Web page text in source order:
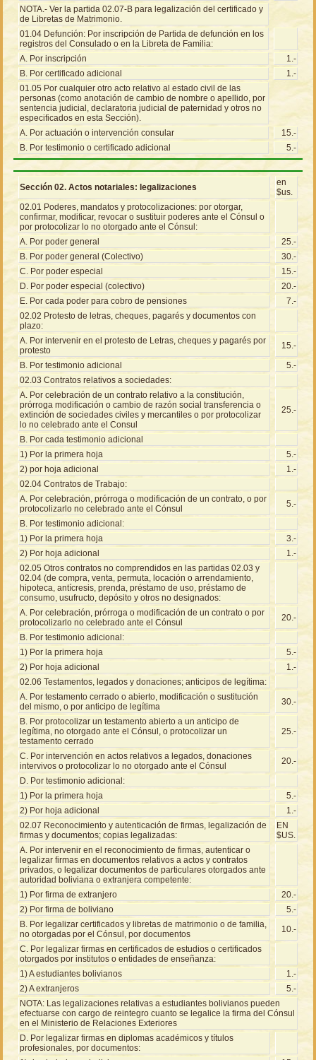
NOTA.- Ver la partida 02.07-B para legalización del certificado y
de Libretas de Matrimonio.
01.04 Defunción: Por inscripción de Partida de defunción en los
registros del Consulado o en la Libreta de Familia:
A. Por inscripción
1.-
B. Por certificado adicional
1.-
01.05 Por cualquier otro acto relativo al estado civil de las
personas (como anotación de cambio de nombre o apellido, por
sentencia judicial, declaratoria judicial de paternidad y otros no
especificados en esta Sección).
A. Por actuación o intervención consular
15.-
B. Por testimonio o certificado adicional
5.-
Sección 02. Actos notariales: legalizaciones
en
$us.
02.01 Poderes, mandatos y protocolizaciones: por otorgar,
confirmar, modificar, revocar o sustituir poderes ante el Cónsul o
por protocolizar lo no otorgado ante el Cónsul:
A. Por poder general
25.-
B. Por poder general (Colectivo)
30.-
C. Por poder especial
15.-
D. Por poder especial (colectivo)
20.-
E. Por cada poder para cobro de pensiones
7.-
02.02 Protesto de letras, cheques, pagarés y documentos con
plazo:
A. Por intervenir en el protesto de Letras, cheques y pagarés por
protesto
15.-
B. Por testimonio adicional
5.-
02.03 Contratos relativos a sociedades:
A. Por celebración de un contrato relativo a la constitución,
prórroga modificación o cambio de razón social transferencia o
extinción de sociedades civiles y mercantiles o por protocolizar
lo no celebrado ante el Consul
25.-
B. Por cada testimonio adicional
1) Por la primera hoja
5.-
2) por hoja adicional
1.-
02.04 Contratos de Trabajo:
A. Por celebración, prórroga o modificación de un contrato, o por
protocolizarlo no celebrado ante el Cónsul
5.-
B. Por testimonio adicional:
1) Por la primera hoja
3.-
2) Por hoja adicional
1.-
02.05 Otros contratos no comprendidos en las partidas 02.03 y
02.04 (de compra, venta, permuta, locación o arrendamiento,
hipoteca, antícresis, prenda, préstamo de uso, préstamo de
consumo, usufructo, depósito y otros no designados:
A. Por celebración, prórroga o modificación de un contrato o por
protocolizarlo no celebrado ante el Cónsul
20.-
B. Por testimonio adicional:
1) Por la primera hoja
5.-
2) Por hoja adicional
1.-
02.06 Testamentos, legados y donaciones; anticipos de legítima:
A. Por testamento cerrado o abierto, modificación o sustitución
del mismo, o por anticipo de legítima
30.-
B. Por protocolizar un testamento abierto a un anticipo de
legítima, no otorgado ante el Cónsul, o protocolizar un
testamento cerrado
25.-
C. Por intervención en actos relativos a legados, donaciones
intervivos o protocolizar lo no otorgado ante el Cónsul
20.-
D. Por testimonio adicional:
1) Por la primera hoja
5.-
2) Por hoja adicional
1.-
02.07 Reconocimiento y autenticación de firmas, legalización de
firmas y documentos; copias legalizadas:
EN
$US.
A. Por intervenir en el reconocimiento de firmas, autenticar o
legalizar firmas en documentos relativos a actos y contratos
privados, o legalizar documentos de particulares otorgados ante
autoridad boliviana o extranjera competente:
1) Por firma de extranjero
20.-
2) Por firma de boliviano
5.-
B. Por legalizar certificados y libretas de matrimonio o de familia,
no otorgadas por el Cónsul, por documentos
10.-
C. Por legalizar firmas en certificados de estudios o certificados
otorgados por institutos o entidades de enseñanza:
1) A estudiantes bolivianos
1.-
2) A extranjeros
5.-
NOTA: Las legalizaciones relativas a estudiantes bolivianos pueden
efectuarse con cargo de reintegro cuanto se legalice la firma del Cónsul
en el Ministerio de Relaciones Exteriores
D. Por legalizar firmas en diplomas académicos y títulos
profesionales, por documentos: